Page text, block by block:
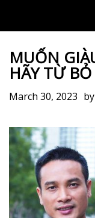
MUỐN
HÃY TỪ
March 30, 2023 by